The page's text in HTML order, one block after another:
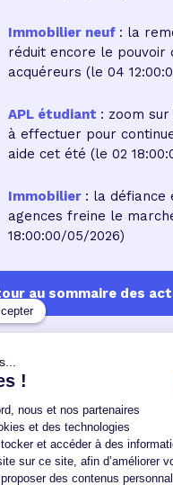
Immobilier neuf : la
réduit encore le pouvoir
acquéreurs (le 04
APL étudiant : zoom
à effectuer pour
aide cet été (le 02
Immobilier : la défiance
agences freine le
18:00:00/05/2026)
au sommaire des
vous engage et doit être
capacités de
vous engager.